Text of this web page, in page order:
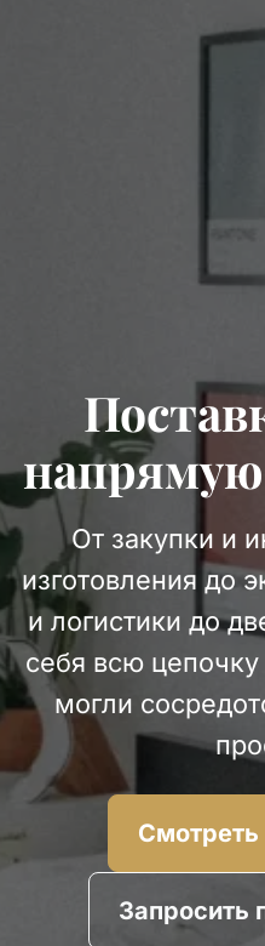
От закупки и
изготовления до
и логистики до
себя всю
могли
Запросить